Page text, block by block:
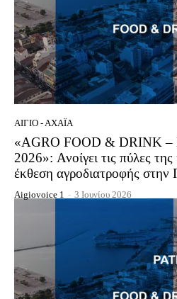
ΑΊΓΙΟ - ΑΧΑΪ́Α
«AGRO FOOD & DRINK –
2026»: Ανοίγει τις πύλες
έκθεση αγροδιατροφής στην
Aigiovoice 1 - 3 Ιουνίου 2026